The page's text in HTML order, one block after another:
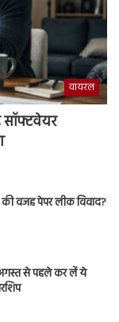
वायरल
सॉफ्टवेयर
वजह पेपर लीक विवाद?
अगस्त से पहले कर लें ये